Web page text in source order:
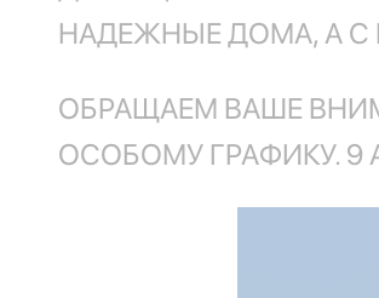
НАДЕЖНЫЕ ДОМА, А С
ОБРАЩАЕМ ВАШЕ
ОСОБОМУ ГРАФИКУ.